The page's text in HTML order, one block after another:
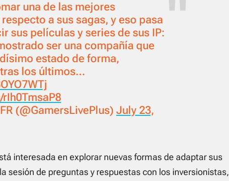
una de las mejores
a sus sagas, y eso pasa
sus películas y series de sus IP:
ser una compañía que
estado de forma,
los últimos…
(@GamersLivePlus) July 23,
interesada en explorar nuevas formas de adaptar sus
sesión de preguntas y respuestas con los inversionistas,